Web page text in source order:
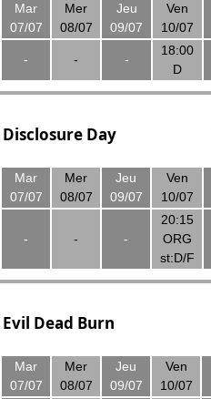
Mar
07/07
Mer
08/07
Jeu
09/07
Ven
10/07
- - -
18:00
D
Disclosure Day
Mar
07/07
Mer
08/07
Jeu
09/07
Ven
10/07
- - -
20:15
ORG
st:D/F
Evil Dead Burn
Mar
07/07
Mer
08/07
Jeu
09/07
Ven
10/07